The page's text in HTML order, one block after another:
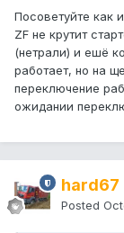
Посоветуйте как
ZF не крутит
(нетрали) и ешё
работает, но на
переключение
ожидании
hard67
Posted